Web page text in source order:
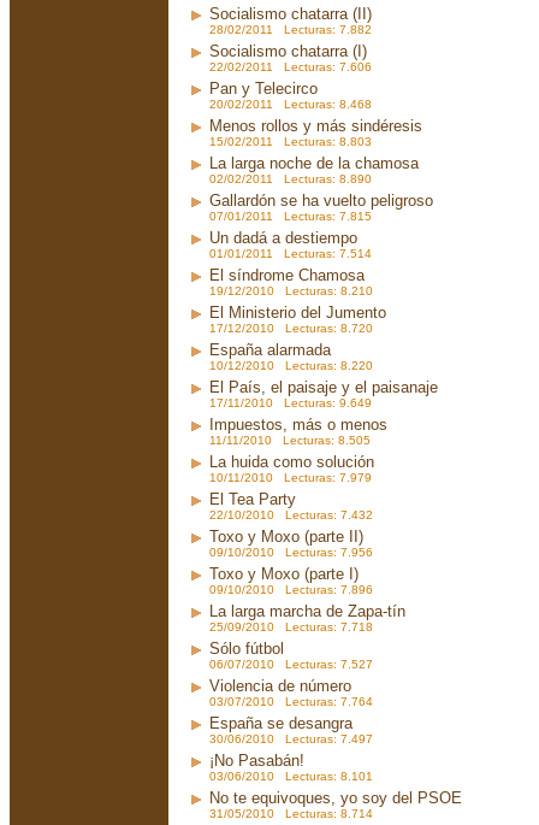
Socialismo chatarra (II)
28/02/2011 Lecturas: 7.882
Socialismo chatarra (I)
22/02/2011 Lecturas: 7.606
Pan y Telecirco
20/02/2011 Lecturas: 8.468
Menos rollos y más sindéresis
15/02/2011 Lecturas: 8.803
La larga noche de la chamosa
02/02/2011 Lecturas: 8.890
Gallardón se ha vuelto peligroso
07/01/2011 Lecturas: 7.815
Un dadá a destiempo
01/01/2011 Lecturas: 7.514
El síndrome Chamosa
19/12/2010 Lecturas: 8.210
El Ministerio del Jumento
17/12/2010 Lecturas: 8.720
España alarmada
10/12/2010 Lecturas: 8.220
El País, el paisaje y el paisanaje
17/11/2010 Lecturas: 9.649
Impuestos, más o menos
11/11/2010 Lecturas: 8.505
La huida como solución
10/11/2010 Lecturas: 7.979
El Tea Party
22/10/2010 Lecturas: 7.432
Toxo y Moxo (parte II)
09/10/2010 Lecturas: 7.956
Toxo y Moxo (parte I)
09/10/2010 Lecturas: 7.896
La larga marcha de Zapa-tín
25/09/2010 Lecturas: 7.718
Sólo fútbol
06/07/2010 Lecturas: 7.527
Violencia de número
03/07/2010 Lecturas: 7.764
España se desangra
30/06/2010 Lecturas: 7.497
¡No Pasabán!
03/06/2010 Lecturas: 8.101
No te equivoques, yo soy del PSOE
31/05/2010 Lecturas: 8.714